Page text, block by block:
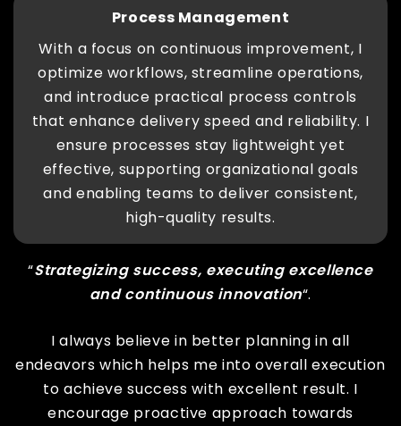
Process Management
With a focus on continuous improvement, I
optimize workflows, streamline operations,
and introduce practical process controls
that enhance delivery speed and reliability. I
ensure processes stay lightweight yet
effective, supporting organizational goals
and enabling teams to deliver consistent,
high-quality results.
“Strategizing success, executing excellence
and continuous innovation“.
I always believe in better planning in all
endeavors which helps me into overall execution
to achieve success with excellent result. I
encourage proactive approach towards